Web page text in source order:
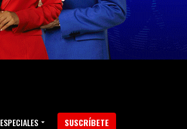
ESPECIALES SUSCRÍBETE